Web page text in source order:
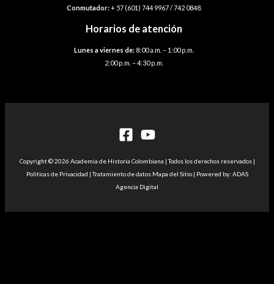
Conmutador:+ 57 (601) 744 9967 / 742 0848.
Horarios de atención
Lunes a viernes de: 8:00 a.m. – 1:00 p.m.
2:00 p.m. – 4:30 p.m.
Copyright © 2026 Academia de Historia Colombiana | Todos los derechos reservados |
Politicas de Privacidad | Tratamiento de datos Mapa del Sitio | Powered by: ADAS
Agencia Digital